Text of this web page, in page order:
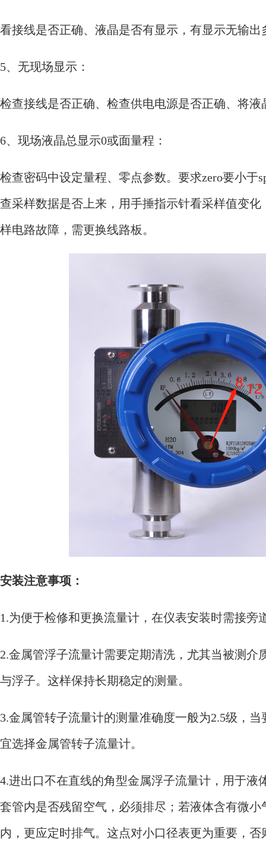
看接线是否正确、液晶是否有显示，有显示无输
5、无现场显示：
检查接线是否正确、检查供电电源是否正确、将液
6、现场液晶总显示0或面量程：
检查密码中设定量程、零点参数。要求zero要小于
查采样数据是否上来，用手捶指示针看采样值变
样电路故障，需更换线路板。
安装注意事项：
1.为便于检修和更换流量计，在仪表安装时需接旁
2.金属管浮子流量计需要定期清洗，尤其当被测介
与浮子。这样保持长期稳定的测量。
3.金属管转子流量计的测量准确度一般为2.5级，
宜选择金属管转子流量计。
4.进出口不在直线的角型金属浮子流量计，用于液
套管内是否残留空气，必须排尽；若液体含有微
内，更应定时排气。这点对小口径表更为重要，